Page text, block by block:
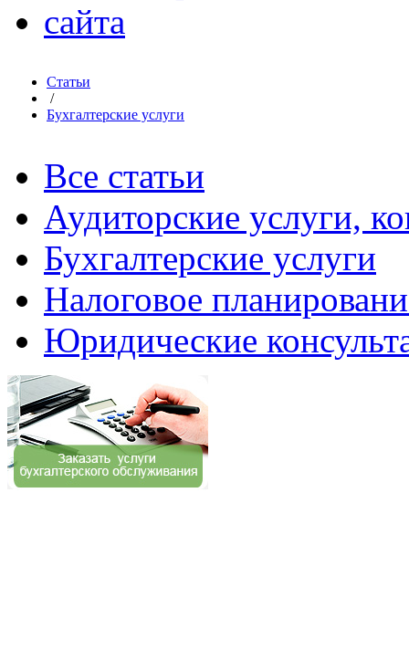
Статьи
/
Бухгалтерские услуги
Все статьи
Аудиторские услуги,
Бухгалтерские услуги
Налоговое
Юридические